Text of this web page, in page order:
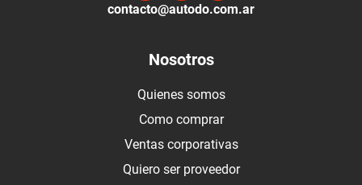
contacto@autodo.com.ar
Nosotros
Quienes somos
Como comprar
Ventas corporativas
Quiero ser proveedor